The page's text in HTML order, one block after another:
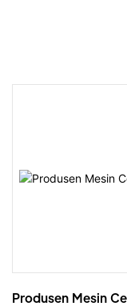
Produsen Mesin